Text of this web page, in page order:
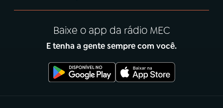
Baixe o app da rádio MEC
E tenha a gente sempre com você.